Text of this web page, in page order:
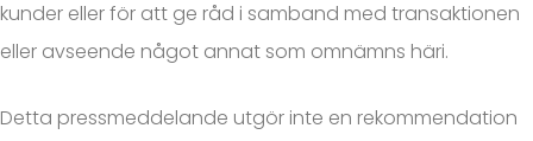
kunder eller för att ge råd i samband med transaktionen
eller avseende något annat som omnämns häri.
Detta pressmeddelande utgör inte en rekommendation